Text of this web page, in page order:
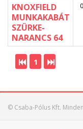
KNOXFIELD
MUNKAKABÁT
SZÜRKE-
NARANCS 64
1
© Csaba-Pólus Kft.